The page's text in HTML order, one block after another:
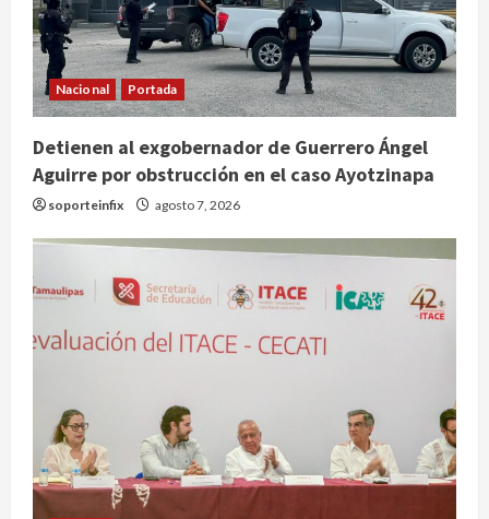
Nacional Portada
Detienen al exgobernador de Guerrero Ángel
Aguirre por obstrucción en el caso Ayotzinapa
soporteinfix agosto 7, 2026